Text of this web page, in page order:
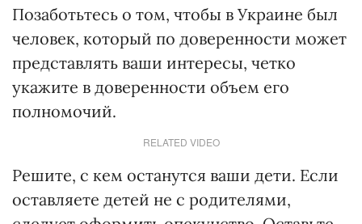
Позаботьтесь о том, чтобы в Украине был
человек, который по доверенности может
представлять ваши интересы, четко
укажите в доверенности объем его
полномочий.
RELATED VIDEO
Решите, с кем останутся ваши дети. Если
оставляете детей не с родителями,